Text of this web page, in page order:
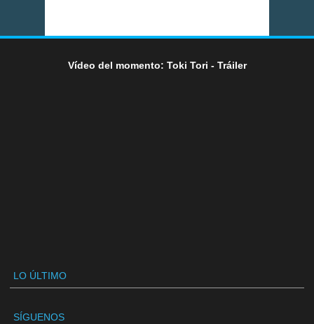
Vídeo del momento: Toki Tori - Tráiler
LO ÚLTIMO
SÍGUENOS